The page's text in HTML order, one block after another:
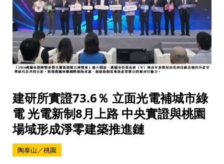
建研所實證73.6％ 立面光電補城市綠
電 光電新制8月上路 中央實證與桃園
場域形成淨零建築推進鏈
陶泰山／桃園